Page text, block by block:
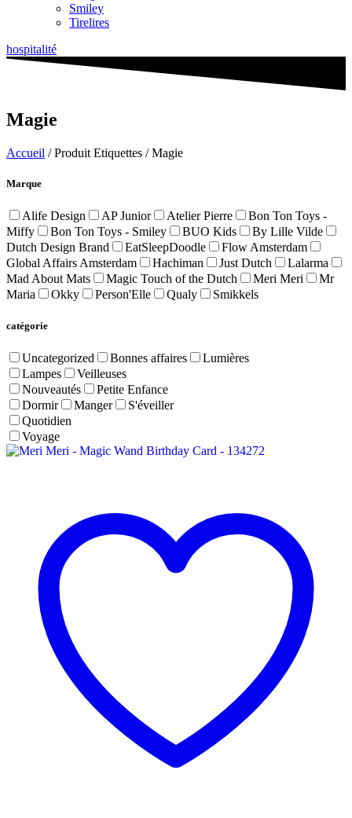
Smiley
Tirelires
hospitalité
Magie
Accueil / Produit Etiquettes / Magie
Marque
Alife Design AP Junior Atelier Pierre
Bon Ton Toys -
Miffy
Bon Ton Toys - Smiley BUO Kids
By Lille Vilde
Dutch Design Brand
EatSleepDoodle
Flow Amsterdam
Global Affairs Amsterdam
Hachiman Just Dutch
Lalarma
Mad About Mats
Magic Touch of the Dutch Meri Meri
Mr
Maria
Okky Person'Elle Qualy Smikkels
catégorie
Uncategorized Bonnes affaires
Lumières
Lampes
Veilleuses
Nouveautés
Petite Enfance
Dormir
Manger
S'éveiller
Quotidien
Voyage